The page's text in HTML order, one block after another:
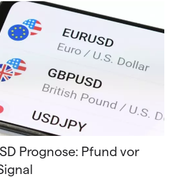
Prognose: Pfund vor